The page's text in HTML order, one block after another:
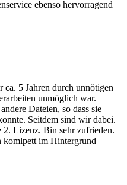
ebenso hervorragend
5 Jahren durch unnötigen
unmöglich war.
Dateien, so dass sie
Seitdem sind wir dabei.
2. Lizenz. Bin sehr zufrieden.
komlpett im Hintergrund